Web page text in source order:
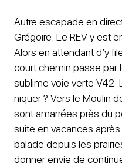
Autre escapade en
Grégoire. Le REV y est
Alors en attendant d’y
court chemin passe par
sublime voie verte V42.
niquer ? Vers le Moulin
sont amarrées près du
suite en vacances
balade depuis les
donner envie de